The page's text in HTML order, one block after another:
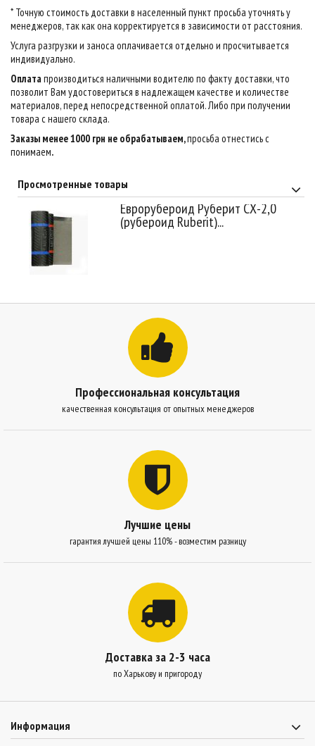
* Точную стоимость доставки в населенный пункт просьба уточнять у
менеджеров, так как она корректируется в зависимости от расстояния.
Услуга разгрузки и заноса оплачивается отдельно и просчитывается
индивидуально.
Оплатапроизводиться наличными водителю по факту доставки, что
позволит Вам удостовериться в надлежащем качестве и количестве
материалов, перед непосредственной оплатой. Либо при получении
товара с нашего склада.
Заказы менее 1000 грн не обрабатываем,просьба отнестись с
понимаем.
Просмотренные товары
Еврорубероид Руберит СХ-2,0
(рубероид Ruberit)...
Профессиональная консультация
качественная консультация от опытных менеджеров
Лучшие цены
гарантия лучшей цены 110% - возместим разницу
Доставка за 2-3 часа
по Харькову и пригороду
Информация